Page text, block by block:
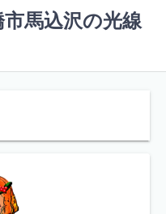
馬込沢の光線